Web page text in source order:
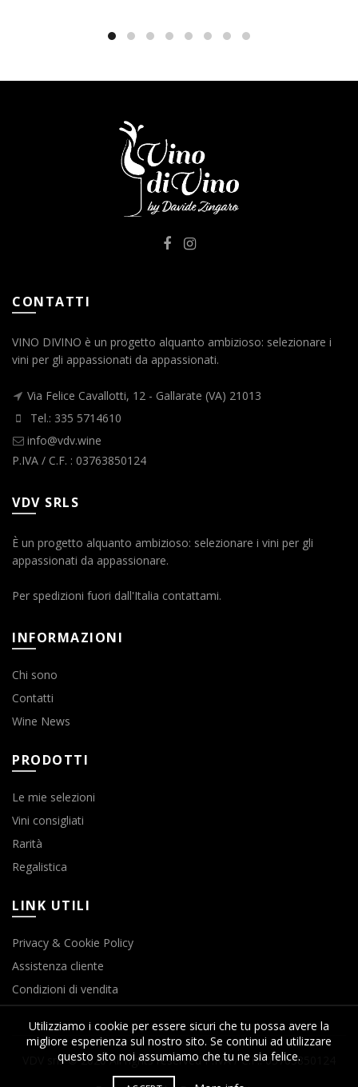
CONTATTI
VINO DIVINO è un progetto alquanto ambizioso: selezionare i
vini per gli appassionati da appassionati.
Via Felice Cavallotti, 12 - Gallarate (VA) 21013
Tel.: 335 5714610
info@vdv.wine
P.IVA / C.F. : 03763850124
VDV SRLS
È un progetto alquanto ambizioso: selezionare i vini per gli
appassionati da appassionare.
Per spedizioni fuori dall'Italia contattami.
INFORMAZIONI
Chi sono
Contatti
Wine News
PRODOTTI
Le mie selezioni
Vini consigliati
Rarità
Regalistica
LINK UTILI
Privacy & Cookie Policy
Assistenza cliente
Condizioni di vendita
VDV srls © 2020 All rights reserved P.IVA / C.F.: 03763850124
Utilizziamo i cookie per essere sicuri che tu possa avere la
migliore esperienza sul nostro sito. Se continui ad utilizzare
questo sito noi assumiamo che tu ne sia felice.